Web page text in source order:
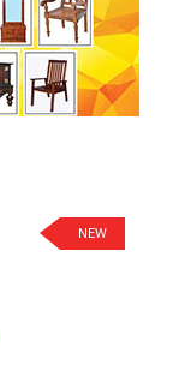
NEW